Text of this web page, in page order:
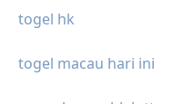
togel hk
togel macau hari ini